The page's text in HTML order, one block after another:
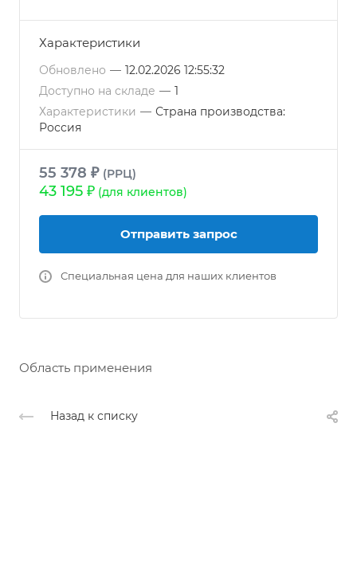
Характеристики
Обновлено — 12.02.2026 12:55:32
Доступно на складе — 1
Характеристики — Страна производства:
Россия
55 378 ₽ (РРЦ)
43 195 ₽ (для клиентов)
Отправить запрос
Специальная цена для наших клиентов
Область применения
Назад к списку